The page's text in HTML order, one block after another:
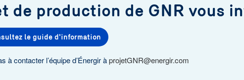
de production de GNR vous
le guide d'information
à contacter l’équipe d’Énergir àprojetGNR@energir.com